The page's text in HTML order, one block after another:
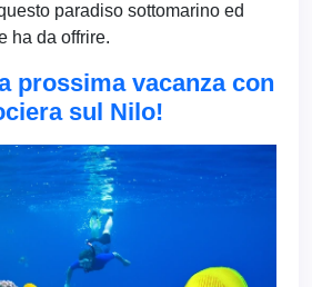
paradiso sottomarino ed
ha da offrire.
prossima vacanza con
sul Nilo!